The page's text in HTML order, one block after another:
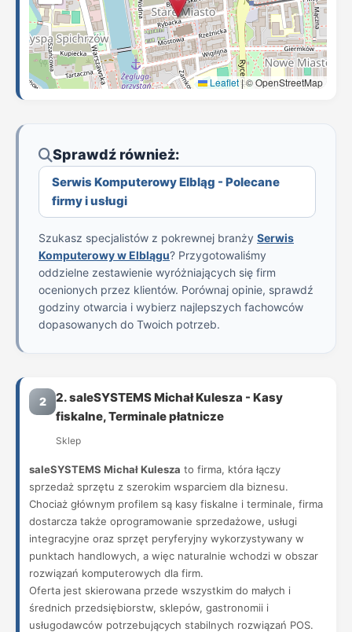
Leaflet|© OpenStreetMap
Sprawdź również:
Serwis Komputerowy Elbląg - Polecane
firmy i usługi
Szukasz specjalistów z pokrewnej branży Serwis
Komputerowy w Elblągu? Przygotowaliśmy
oddzielne zestawienie wyróżniających się firm
ocenionych przez klientów. Porównaj opinie, sprawdź
godziny otwarcia i wybierz najlepszych fachowców
dopasowanych do Twoich potrzeb.
2
2. saleSYSTEMS Michał Kulesza - Kasy
fiskalne, Terminale płatnicze
Sklep
saleSYSTEMS Michał Kulesza to firma, która łączy
sprzedaż sprzętu z szerokim wsparciem dla biznesu.
Chociaż głównym profilem są kasy fiskalne i terminale, firma
dostarcza także oprogramowanie sprzedażowe, usługi
integracyjne oraz sprzęt peryferyjny wykorzystywany w
punktach handlowych, a więc naturalnie wchodzi w obszar
rozwiązań komputerowych dla firm.
Oferta jest skierowana przede wszystkim do małych i
średnich przedsiębiorstw, sklepów, gastronomii i
usługodawców potrzebujących stabilnych rozwiązań POS.